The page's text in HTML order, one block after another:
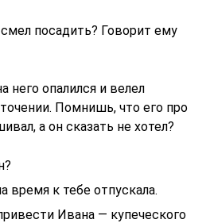
посадить? Говорит ему
него опалился и велел
Помнишь, что его про
а он сказать не хотел?
время к тебе отпускала.
Ивана — купеческого